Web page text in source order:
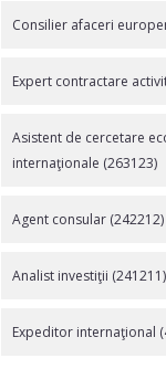
Consilier afaceri
Expert contractare
Asistent de cercetare
internaţionale (263123)
Agent consular (242212)
Analist investiţii (241211)
Expeditor internaţional